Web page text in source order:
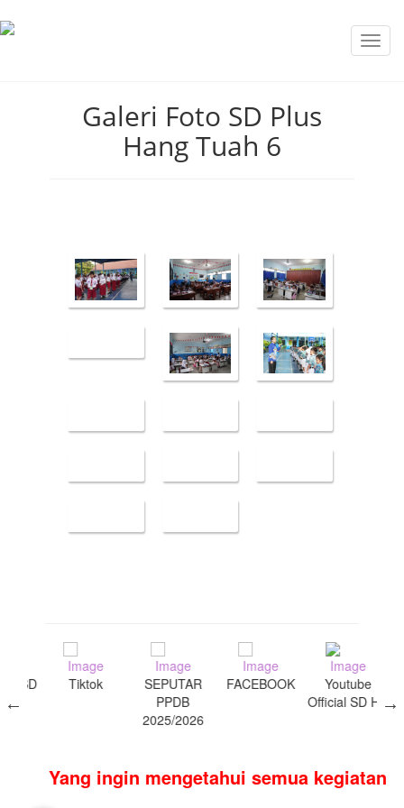
Galeri Foto SD Plus
Hang Tuah 6
SD
Tiktok
SEPUTAR
PPDB
2025/2026
FACEBOOK
Youtube
Official SD HT
Yang ingin mengetahui semua kegiatan